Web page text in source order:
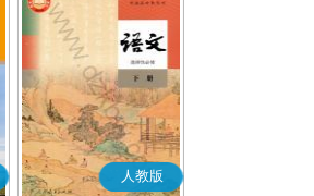
人教版